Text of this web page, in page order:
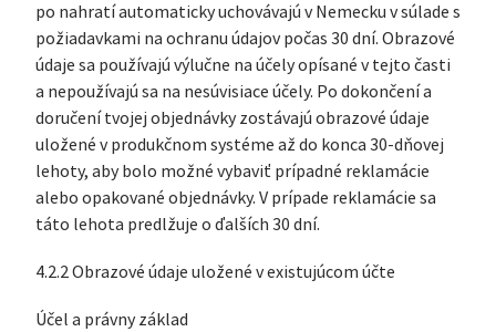
po nahratí automaticky uchovávajú v Nemecku v súlade s
požiadavkami na ochranu údajov počas 30 dní. Obrazové
údaje sa používajú výlučne na účely opísané v tejto časti
a nepoužívajú sa na nesúvisiace účely. Po dokončení a
doručení tvojej objednávky zostávajú obrazové údaje
uložené v produkčnom systéme až do konca 30-dňovej
lehoty, aby bolo možné vybaviť prípadné reklamácie
alebo opakované objednávky. V prípade reklamácie sa
táto lehota predlžuje o ďalších 30 dní.
4.2.2 Obrazové údaje uložené v existujúcom účte
Účel a právny základ